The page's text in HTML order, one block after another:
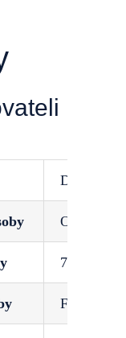
DISTEP
Ostravská
738 01
Frýdek-